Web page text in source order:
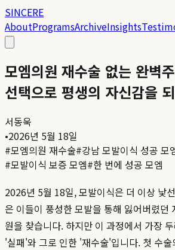
SINCERE
AboutProgramsArchiveInsights
모엠의원 재수술 없는 완벽
선택으로 평생의 자신감을
서동욱
•2026년 5월 18일
#모엠의원 재수술#강남 모발이식 성공 모
#모발이식 보증 모엠#한 번에 성공 모엠
2026년 5월 18일, 모발이식은 더 이상 낯
은 이들이 풍성한 모발을 통해 잃어버렸던
원을 찾습니다. 하지만 이 과정에서 가장
'실패'와 그로 인한 '재수술'입니다. 첫 수